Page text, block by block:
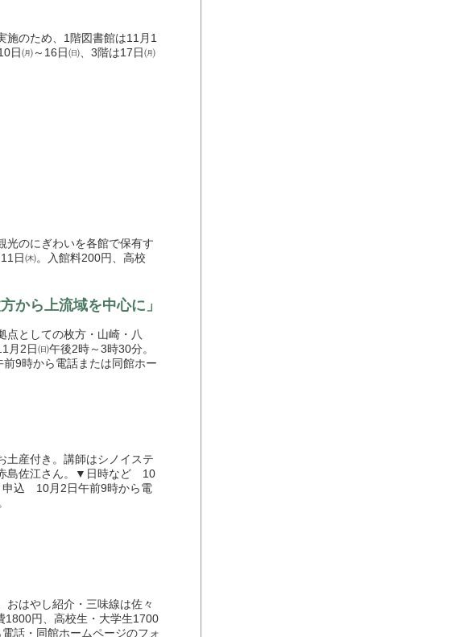
のため、1階図書館は11月1
日㈪～16日㈰、3階は17日㈪
のにぎわいを各館で保有す
日㈭。入館料200円、高校
ら上流域を中心に」
としての枚方・山崎・八
2日㈰午後2時～3時30分。
9時から電話または同館ホー
産付き。講師はシノイステ
赤島佐江さん。▼日時など 10
申込 10月2日午前9時から電
はやし紹介・三味線は佐々
円、高校生・大学生1700
話・同館ホームページのフォ